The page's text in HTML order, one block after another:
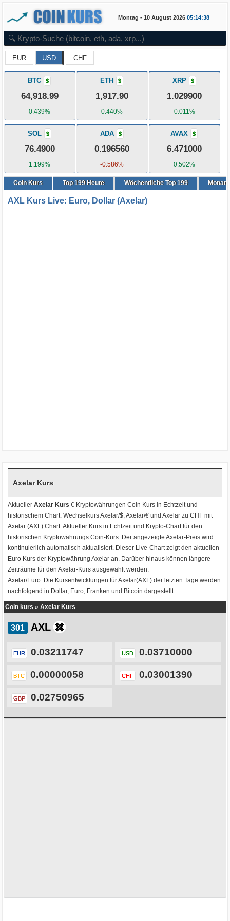
Montag - 10 August 2026 05:14:38
EUR USD CHF
BTC $
64,918.99
0.439%
ETH $
1,917.90
0.440%
XRP $
1.029900
0.011%
SOL $
76.4900
1.199%
ADA $
0.196560
-0.586%
AVAX $
6.471000
0.502%
Coin Kurs Top199Heute Wöchentliche Top 199
AXL Kurs Live: Euro, Dollar (Axelar)
Axelar Kurs
Aktueller Axelar Kurs € Kryptowährungen Coin Kurs in Echtzeit und
historischem Chart. WechselkursAxelar/$,Axelar/€ und Axelar zu CHF mit
Axelar (AXL) Chart. Aktueller Kurs in Echtzeit und Krypto-Chart für den
historischen Kryptowährungs Coin-Kurs. Der angezeigte Axelar-Preis wird
kontinuierlich automatisch aktualisiert. Dieser Live-Chart zeigt den aktuellen
Euro Kurs der Kryptowährung Axelar an. Darüber hinaus können längere
Zeiträume für den Axelar-Kurs ausgewählt werden.
Axelar/Euro: Die Kursentwicklungen für Axelar(AXL) der letzten Tage werden
nachfolgend in Dollar, Euro, Franken und Bitcoin dargestellt.
Coin kurs » Axelar Kurs
AXL
EUR 0.03211747 USD 0.03710000
BTC 0.00000058 CHF 0.03001390
GBP 0.02750965